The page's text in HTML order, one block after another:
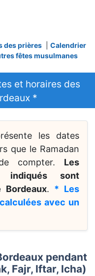
des prières
Calendrier
fêtes musulmanes
et horaires des
*
les dates
que le Ramadan
compter.
Les
indiqués sont
. * Les
avec un
pendant
Fajr, Iftar, Icha)